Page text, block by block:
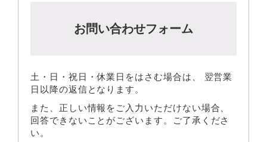
お問い合わせフォーム
土・日・祝日・休業日をはさむ場合は、 翌営業
日以降の返信となります。
また、正しい情報をご入力いただけない場合、
回答できないことがございます。ご了承くださ
い。